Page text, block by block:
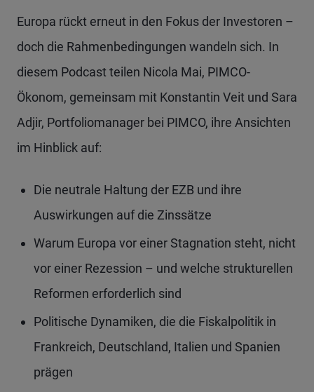
Europa rückt erneut in den Fokus der Investoren –
doch die Rahmenbedingungen wandeln sich. In
diesem Podcastteilen Nicola Mai, PIMCO-
Ökonom, gemeinsam mit Konstantin Veit und Sara
Adjir, Portfoliomanager bei PIMCO, ihre Ansichten
im Hinblick auf:
Die neutrale Haltung der EZB und ihre
Auswirkungen auf die Zinssätze
Warum Europa vor einer Stagnation steht, nicht
vor einer Rezession – und welche strukturellen
Reformen erforderlich sind
Politische Dynamiken, die die Fiskalpolitik in
Frankreich, Deutschland, Italien und Spanien
prägen